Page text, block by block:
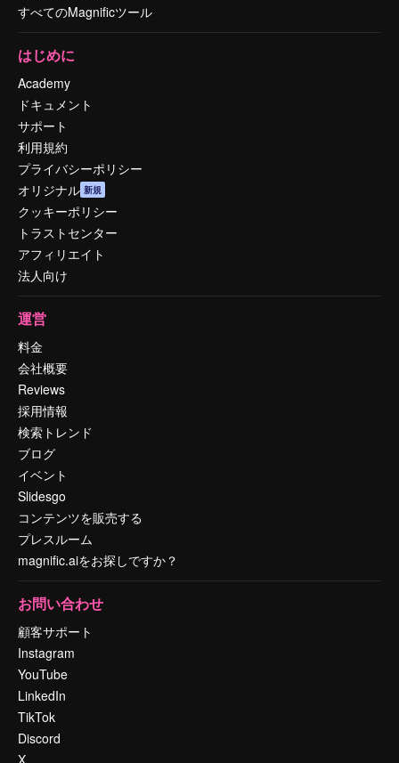
すべてのMagnificツール
はじめに
Academy
ドキュメント
サポート
利用規約
プライバシーポリシー
オリジナル 新規
クッキーポリシー
トラストセンター
アフィリエイト
法人向け
運営
料金
会社概要
Reviews
採用情報
検索トレンド
ブログ
イベント
Slidesgo
コンテンツを販売する
プレスルーム
magnific.aiをお探しですか？
お問い合わせ
顧客サポート
Instagram
YouTube
LinkedIn
TikTok
Discord
X